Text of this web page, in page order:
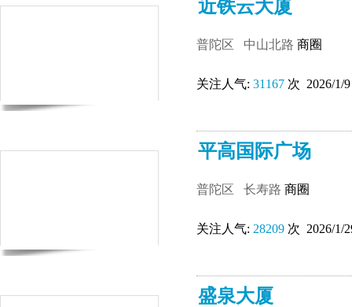
近铁云大厦
普陀区 中山北路 商圈
关注人气: 31167 次 2026/1/9
平高国际广场
普陀区 长寿路 商圈
关注人气: 28209 次 2026/1/
盛泉大厦